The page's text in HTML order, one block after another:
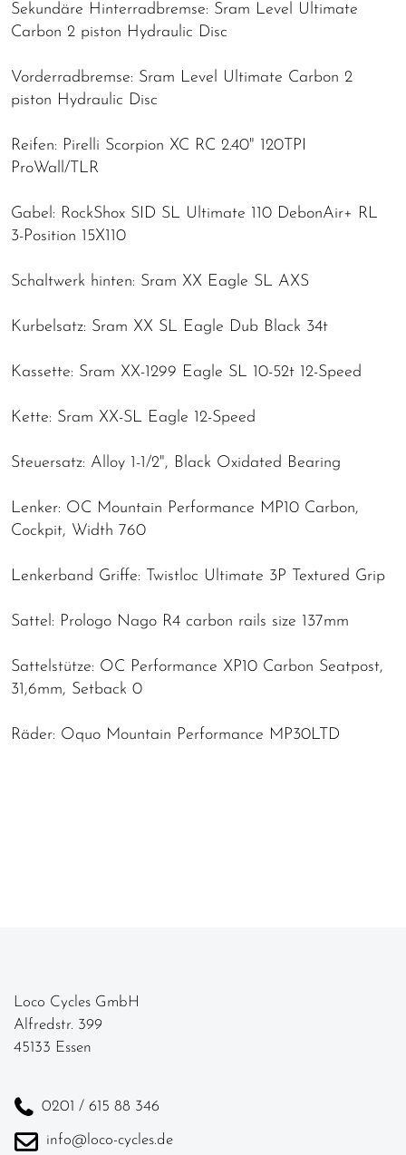
Sekundäre Hinterradbremse: Sram Level Ultimate
Carbon 2 piston Hydraulic Disc
Vorderradbremse: Sram Level Ultimate Carbon 2
piston Hydraulic Disc
Reifen: Pirelli Scorpion XC RC 2.40" 120TPI
ProWall/TLR
Gabel: RockShox SID SL Ultimate 110 DebonAir+ RL
3-Position 15X110
Schaltwerk hinten: Sram XX Eagle SL AXS
Kurbelsatz: Sram XX SL Eagle Dub Black 34t
Kassette: Sram XX-1299 Eagle SL 10-52t 12-Speed
Kette: Sram XX-SL Eagle 12-Speed
Steuersatz: Alloy 1-1/2", Black Oxidated Bearing
Lenker: OC Mountain Performance MP10 Carbon,
Cockpit, Width 760
Lenkerband Griffe: Twistloc Ultimate 3P Textured Grip
Sattel: Prologo Nago R4 carbon rails size 137mm
Sattelstütze: OC Performance XP10 Carbon Seatpost,
31,6mm, Setback 0
Räder: Oquo Mountain Performance MP30LTD
Loco Cycles GmbH
Alfredstr. 399
45133 Essen
0201 / 615 88 346
info@loco-cycles.de